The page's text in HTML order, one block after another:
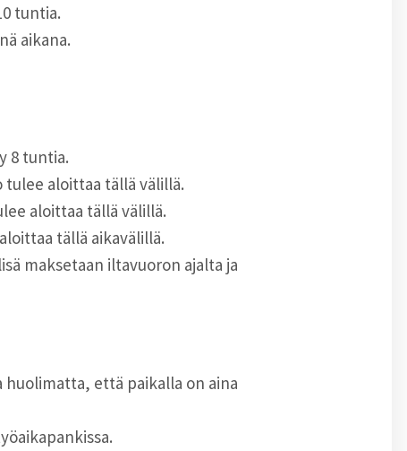
tuntia.
aikana.
8 tuntia.
tulee aloittaa tällä välillä.
aloittaa tällä välillä.
tällä aikavälillä.
maksetaan iltavuoron ajalta ja
että paikalla on aina